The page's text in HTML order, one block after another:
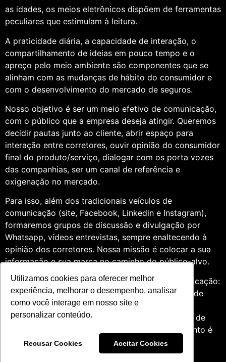
Utilizamos cookies para oferecer melhor
experiência, melhorar o desempenho, analisar
como você interage em nosso site e
personalizar conteúdo.
Recusar Cookies Aceitar Cookies
as idades, os meios eletrônicos dispõem de ferramentas
peculiares que estimulam à leitura.
A praticidade diária, a capacidade de interação, o
compartilhamento de ideias em pouco tempo e o
apreço pelo meio ambiente são componentes que se
alinham com as mudanças de hábito do consumidor e
com o desenvolvimento do mercado de seguros.
Nosso objetivo é ser um meio efetivo de comunicação,
com o público que a empresa deseja atingir. Queremos
decidir pautas junto ao cliente, abrir espaço para
interação entre corretores, ouvir opinião do consumidor
final do produto/serviço, dialogar com os porta vozes
das companhias, ser um canal de referência e
oxigenação no mercado.
Para isso, além dos tradicionais veículos de
comunicação (site, Facebook, Linkedin e Instagram),
formaremos grupos de discussão e divulgação por
Whatsapp, vídeos entrevistas, sempre enaltecendo à
opinião dos corretores. Nossa missão é colocar a sua
informação e sua marca no caminho do público-alvo.
Somos profissionais formados na área de comunicação:
Jornalismo e Relações Públicas. Assim, por meio de
uma análise de quatro anos do setor de seguros,
entendemos que fazer um trabalho diversificado, de
relevância e com grande expertise para o segmento é
essencial àqueles que desejam contribuir para o